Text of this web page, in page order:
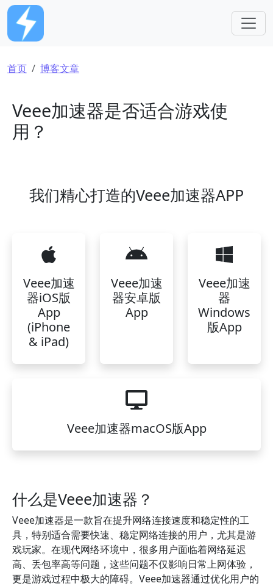
跳转到主要内容
面包屑
首页 博客文章
Veee加速器是否适合游戏使
用？
我们精心打造的Veee加速器APP
Veee加速
器iOS版
App
(iPhone
& iPad)
Veee加速
器安卓版
App
Veee加速
器
Windows
版App
Veee加速器macOS版App
什么是Veee加速器？
Veee加速器是一款旨在提升网络连接速度和稳定性的工
具，特别适合需要快速、稳定网络连接的用户，尤其是游
戏玩家。在现代网络环境中，很多用户面临着网络延迟
高、丢包率高等问题，这些问题不仅影响日常上网体验，
更是游戏过程中极大的障碍。Veee加速器通过优化用户的